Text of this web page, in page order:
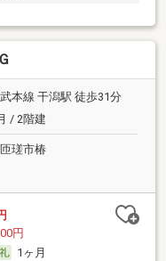
本線 干潟駅 徒歩31分
/ 2階建
瑳市椿
円
1ヶ月